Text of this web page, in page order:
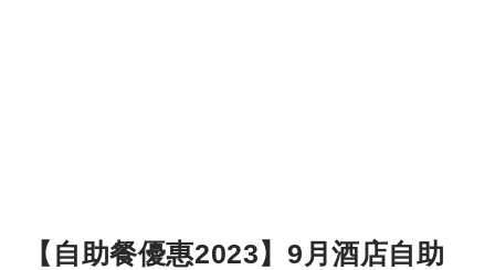
【自助餐優惠2023】9月酒店自助